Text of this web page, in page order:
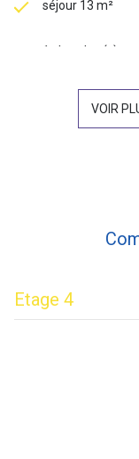
séjour 13 m²
1 chambre(s)
Chauffage
1 niveau(x)
VOIR
Etage 4